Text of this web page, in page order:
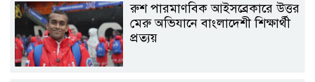
রুশ পারমাণবিক আইসব্রেকারে উত্তর
মেরু অভিযানে বাংলাদেশী শিক্ষার্থী
প্রত্যয়